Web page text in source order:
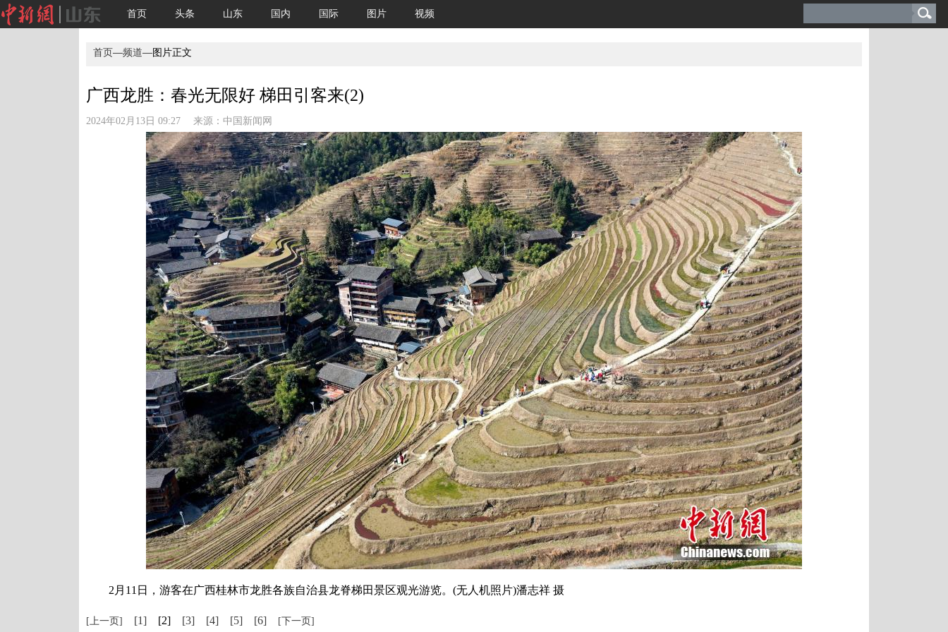
首页 头条 山东 国内 国际 图片 视频
首页—频道—图片正文
广西龙胜：春光无限好 梯田引客来(2)
2024年02月13日 09:27 来源： 中国新闻网
2月11日，游客在广西桂林市龙胜各族自治县龙脊梯田景区观光游览。(无人机照片)潘志祥 摄
[上一页] [1] [2] [3] [4] [5] [6] [下一页]